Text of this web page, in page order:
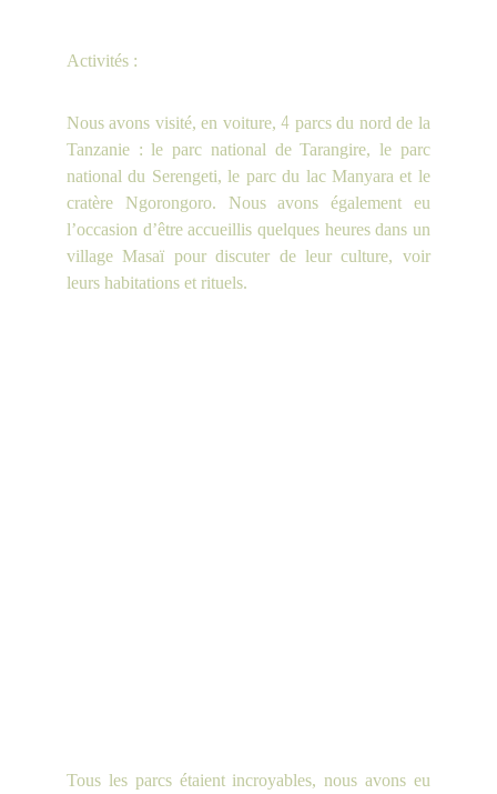
Activités :
Nous avons visité, en voiture,4 parcs du nord de la
Tanzanie : le parc national de Tarangire, le parc
national du Serengeti, le parc du lac Manyara et le
cratère Ngorongoro. Nous avons également eu
l’occasion d’être accueillis quelques heures dans un
village Masaï pour discuter de leur culture, voir
leurs habitations et rituels.
Tous les parcs étaient incroyables, nous avons eu